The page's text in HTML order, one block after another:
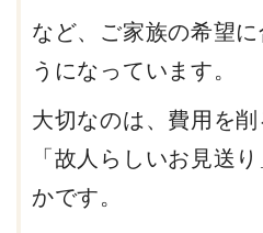
など、ご家族の希望
うになっています。
大切なのは、費用を削
「故人らしいお見送
かです。